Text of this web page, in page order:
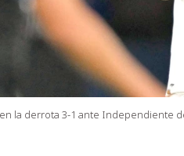
la derrota 3-1 ante Independiente